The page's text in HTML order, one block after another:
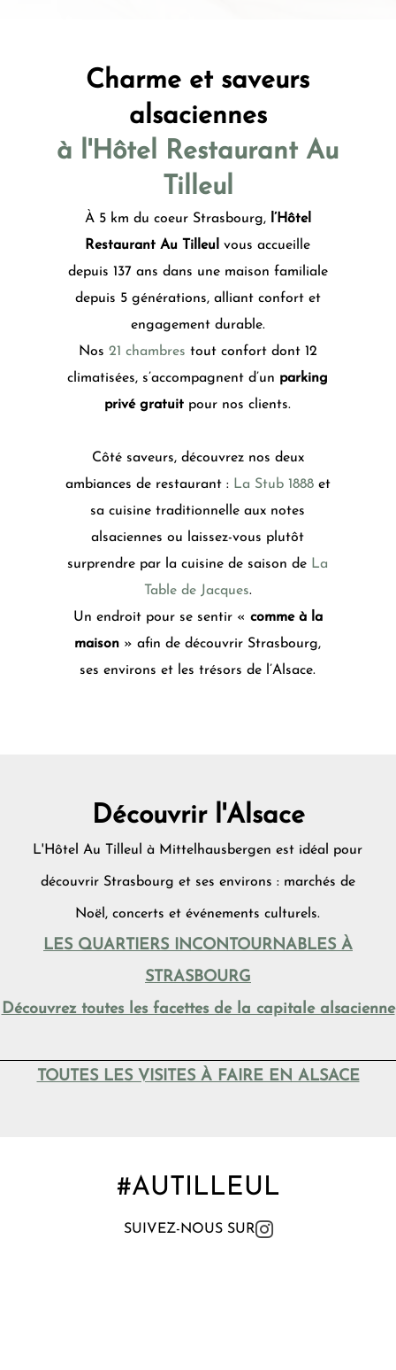
Charme et saveurs
alsaciennes
à l'Hôtel Restaurant Au
Tilleul
À 5 km du coeur Strasbourg, l’Hôtel
Restaurant Au Tilleul vous accueille
depuis 137 ans dans une maison familiale
depuis 5 générations, alliant confort et
engagement durable.
Nos 21 chambres tout confort dont 12
climatisées, s’accompagnent d’un parking
privé gratuit pour nos clients.
Côté saveurs, découvrez nos deux
ambiances de restaurant : La Stub 1888et
sa cuisine traditionnelle aux notes
alsaciennes ou laissez-vous plutôt
surprendre par la cuisine de saison de La
Table de Jacques.
Un endroit pour se sentir « comme à la
maison » afin de découvrir Strasbourg,
ses environs et les trésors de l’Alsace.
Découvrir l'Alsace
L'Hôtel Au Tilleul à Mittelhausbergen est idéal pour
découvrir Strasbourg et ses environs : marchés de
Noël, concerts et événements culturels.
LES QUARTIERS INCONTOURNABLES À
STRASBOURG
Découvrez toutes les facettes de la capitale alsacienne
TOUTES LES VISITES À FAIRE EN ALSACE
#AUTILLEUL
SUIVEZ-NOUS SUR